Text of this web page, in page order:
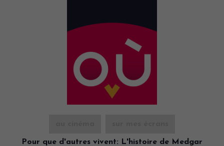
Pour que d'autres vivent: L'histoire de Medgar